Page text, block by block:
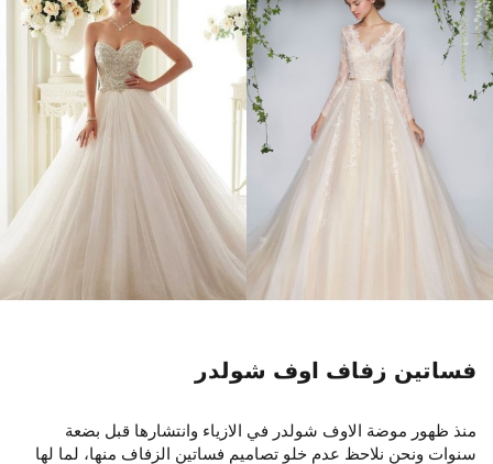
فساتين زفاف اوف شولدر
منذ ظهور موضة الاوف شولدر في الازياء وانتشارها قبل بضعة
سنوات ونحن نلاحظ عدم خلو تصاميم فساتين الزفاف منها، لما لها